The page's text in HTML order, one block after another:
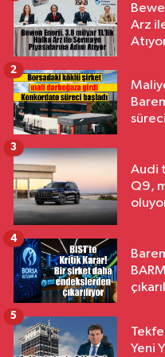
Arz
süreci
2
Audi
Q9,
3
4
Yeni
5